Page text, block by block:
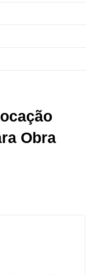
Obra